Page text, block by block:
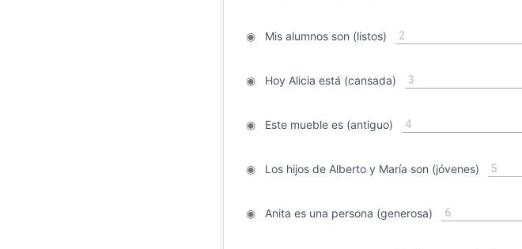
◉Mis alumnos son (listos) 2
◉Hoy Alicia está (cansada) 3
◉Este mueble es (antiguo) 4
◉Los hijos de Alberto y María son (jóvenes) 5
◉Anita es una persona (generosa) 6